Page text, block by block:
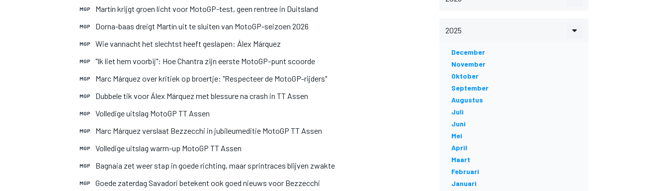
MGP Martín krijgt groen licht voor MotoGP-test, geen rentree in Duitsland
MGP Dorna-baas dreigt Martín uit te sluiten van MotoGP-seizoen 2026
MGP Wie vannacht het slechtst heeft geslapen: Álex Márquez
MGP "Ik liet hem voorbij": Hoe Chantra zijn eerste MotoGP-punt scoorde
MGP Marc Márquez over kritiek op broertje: "Respecteer de MotoGP-rijders"
MGP Dubbele tik voor Álex Márquez met blessure na crash in TT Assen
MGP Volledige uitslag MotoGP TT Assen
MGP Marc Márquez verslaat Bezzecchi in jubileumeditie MotoGP TT Assen
MGP Volledige uitslag warm-up MotoGP TT Assen
MGP Bagnaia zet weer stap in goede richting, maar sprintraces blijven zwakte
MGP Goede zaterdag Savadori betekent ook goed nieuws voor Bezzecchi
2025
December
November
Oktober
September
Augustus
Juli
Juni
Mei
April
Maart
Februari
Januari